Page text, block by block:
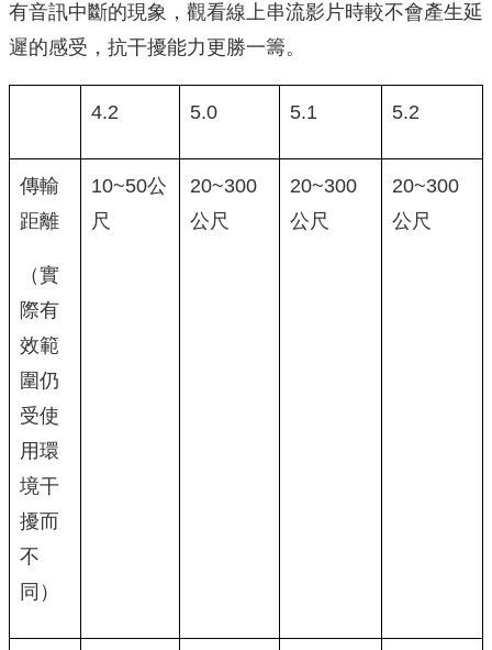
有音訊中斷的現象，觀看線上串流影片時較不會產生延
遲的感受，抗干擾能力更勝一籌。
4.2 5.0 5.1 5.2
傳輸
距離
（實
際有
效範
圍仍
受使
用環
境干
擾而
不
同）
10~50公
尺
20~300
公尺
20~300
公尺
20~300
公尺